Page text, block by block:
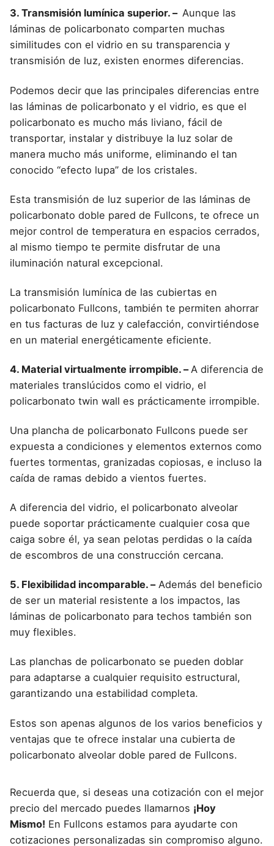
3. Transmisión lumínica superior. – Aunque las
láminas de policarbonato comparten muchas
similitudes con el vidrio en su transparencia y
transmisión de luz, existen enormes diferencias.
Podemos decir que las principales diferencias entre
las láminas de policarbonato y el vidrio, es que el
policarbonato es mucho más liviano, fácil de
transportar, instalar y distribuye la luz solar de
manera mucho más uniforme, eliminando el tan
conocido “efecto lupa” de los cristales.
Esta transmisión de luz superior de las láminas de
policarbonato doble pared de Fullcons, te ofrece un
mejor control de temperatura en espacios cerrados,
al mismo tiempo te permite disfrutar de una
iluminación natural excepcional.
La transmisión lumínica de las cubiertas en
policarbonato Fullcons, también te permiten ahorrar
en tus facturas de luz y calefacción, convirtiéndose
en un material energéticamente eficiente.
4. Material virtualmente irrompible. – A diferencia de
materiales translúcidos como el vidrio, el
policarbonato twin wall es prácticamente irrompible.
Una plancha de policarbonato Fullcons puede ser
expuesta a condiciones y elementos externos como
fuertes tormentas, granizadas copiosas, e incluso la
caída de ramas debido a vientos fuertes.
A diferencia del vidrio, el policarbonato alveolar
puede soportar prácticamente cualquier cosa que
caiga sobre él, ya sean pelotas perdidas o la caída
de escombros de una construcción cercana.
5. Flexibilidad incomparable. –Además del beneficio
de ser un material resistente a los impactos, las
láminas de policarbonato para techos también son
muy flexibles.
Las planchas de policarbonato se pueden doblar
para adaptarse a cualquier requisito estructural,
garantizando una estabilidad completa.
Estos son apenas algunos de los varios beneficios y
ventajas que te ofrece instalar una cubierta de
policarbonato alveolar doble pared de Fullcons.
Recuerda que, si deseas una cotización con el mejor
precio del mercado puedes llamarnos ¡Hoy
Mismo! En Fullcons estamos para ayudarte con
cotizaciones personalizadas sin compromiso alguno.